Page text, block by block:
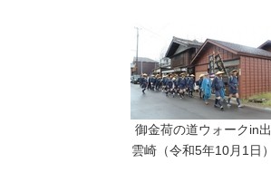
御金荷の道ウォークin出
雲崎（令和5年10月1日）